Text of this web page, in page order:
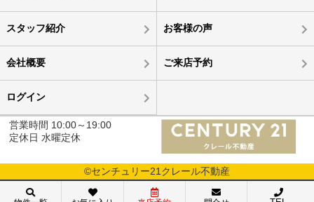
スタッフ紹介 お客様の声
会社概要 ご来店予約
ログイン
営業時間 10:00～19:00
定休日 水曜定休
©センチュリー21クレール不動産